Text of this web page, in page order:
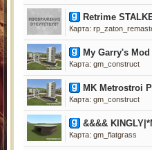
Retrime
Карта:
My Garry's
Карта: gm_construct
MK Metrostroi
Карта: gm_construct
&&&&
Карта: gm_flatgrass